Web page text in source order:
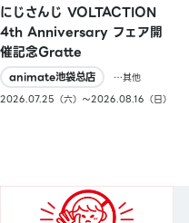
にじさんじ VOLTACTION
4th Anniversary フェア開
催記念Gratte
animate池袋总店
…其他
2026.07.25（六）〜2026.08.16（日）